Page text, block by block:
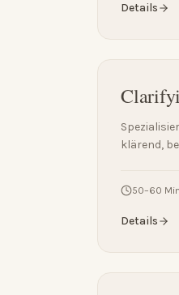
Details
klärend,
50–60
Details